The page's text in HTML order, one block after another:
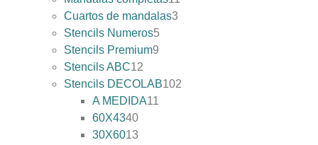
Cuartos de mandalas3
Stencils Numeros5
Stencils Premium9
Stencils ABC12
Stencils DECOLAB102
A MEDIDA11
60X4340
30X6013